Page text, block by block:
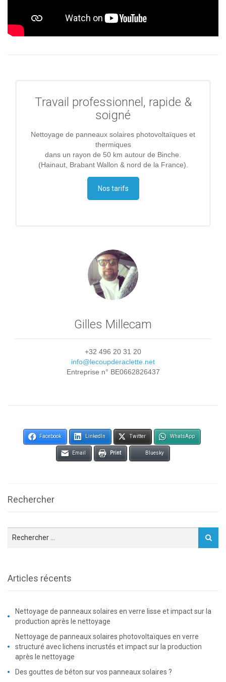
Travail professionnel, rapide &
soigné
Nettoyage de panneaux solaires photovoltaïques et
thermiques
dans un rayon de 50 km autour de Binche.
(Hainaut, Brabant Wallon & nord de la France).
Nos tarifs
Gilles Millecam
+32 496 20 31 20
info@lecoupderaclette.net
Entreprise n° BE0662826437
Facebook LinkedIn Twitter WhatsApp
Email Print Bluesky
Rechercher
Articles récents
Nettoyage de panneaux solaires en verre lisse et impact sur la
production après le nettoyage
Nettoyage de panneaux solaires photovoltaïques en verre
structuré avec lichens incrustés et impact sur la production
après le nettoyage
Des gouttes de béton sur vos panneaux solaires ?